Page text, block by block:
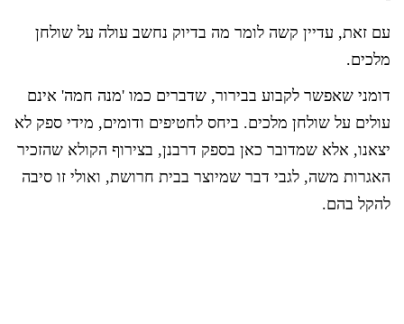
עם זאת, עדיין קשה לומר מה בדיוק נחשב עולה על שולחן
מלכים.
דומני שאפשר לקבוע בבירור, שדברים כמו 'מנה חמה' אינם
עולים על שולחן מלכים. ביחס לחטיפים ודומים, מידי ספק לא
יצאנו, אלא שמדובר כאן בספק דרבנן, בצירוף הקולא שהזכיר
האגרות משה, לגבי דבר שמיוצר בבית חרושת, ואולי זו סיבה
להקל בהם.